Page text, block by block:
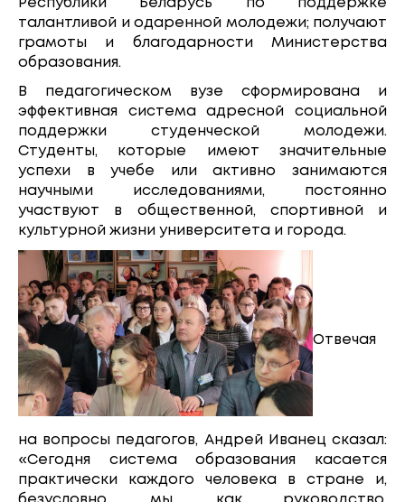
Республики Беларусь по поддержке
талантливой и одаренной молодежи; получают
грамоты и благодарности Министерства
образования.
В педагогическом вузе сформирована и
эффективная система адресной социальной
поддержки студенческой молодежи.
Студенты, которые имеют значительные
успехи в учебе или активно занимаются
научными исследованиями, постоянно
участвуют в общественной, спортивной и
культурной жизни университета и города.
Отвечая
на вопросы педагогов, Андрей Иванец сказал:
«Сегодня система образования касается
практически каждого человека в стране и,